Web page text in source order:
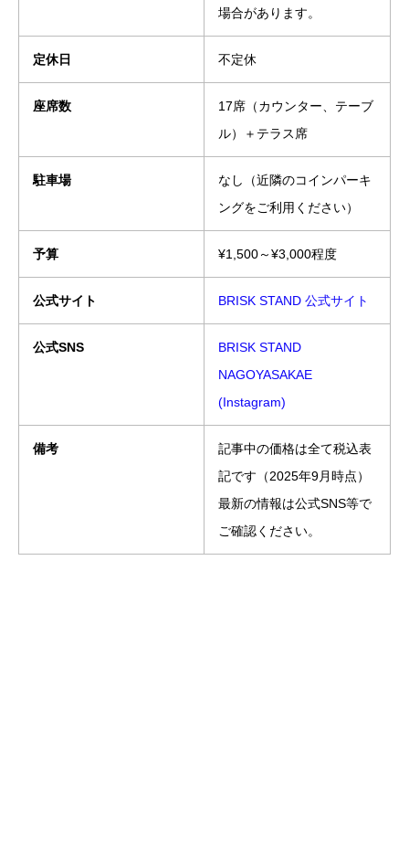
場合があります。
定休日 不定休
座席数
17席（カウンター、テーブ
ル）＋テラス席
駐車場
なし（近隣のコインパーキ
ングをご利用ください）
予算 ¥1,500～¥3,000程度
公式サイト BRISK STAND 公式サイト
公式SNS
BRISK STAND
NAGOYASAKAE
(Instagram)
備考
記事中の価格は全て税込表
記です（2025年9月時点）
最新の情報は公式SNS等で
ご確認ください。